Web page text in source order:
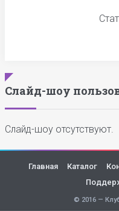
Слайд-шоу
Слайд-шоу отсутствуют.
Главная Каталог
© 2016 —